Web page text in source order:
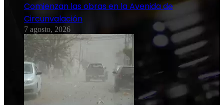
Comienzan las obras en la Avenida de
Circunvalación
7 agosto, 2026